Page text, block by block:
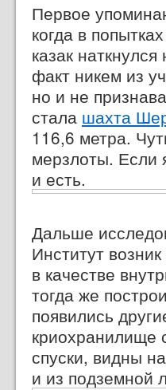
Первое
когда в
казак
факт никем из
но и не
стала шахта
116,6 метра.
мерзлоты. Если
и есть.
Дальше
Институт
в качестве
тогда же
появились
криохранилище
спуски, видны
и из подземной